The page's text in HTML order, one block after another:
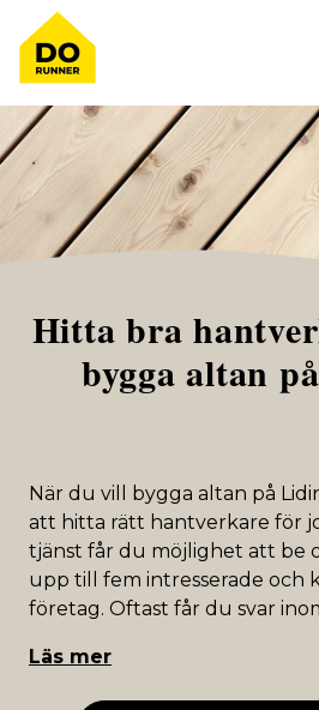
Hitta bra
bygga altan
När du vill bygga altan på
att hitta rätt hantverkare för
tjänst får du möjlighet att be
upp till fem intresserade och
företag. Oftast får du svar
Läs mer